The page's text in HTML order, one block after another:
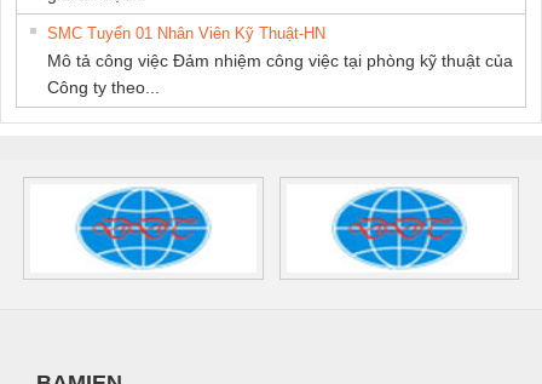
SMC Tuyển 01 Nhân Viên Kỹ Thuật-HN
Mô tả công việc Đảm nhiệm công việc tại phòng kỹ thuật của
Công ty theo...